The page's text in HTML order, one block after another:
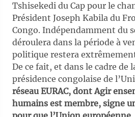
Tshisekedi du Cap pour le
Président Joseph Kabila du
Congo. Indépendamment du
déroulera dans la période à
politique restera
De ce fait, et dans le cadre de
présidence congolaise de
réseau EURAC, dont Agir
humains est membre, signe